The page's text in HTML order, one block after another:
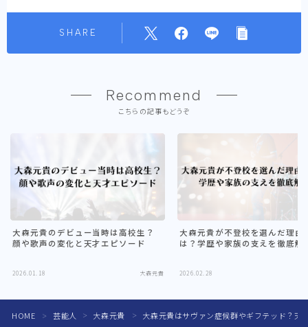
SHARE
Recommend
こちらの記事もどうぞ
大森元貴のデビュー当時は高校生？
顔や歌声の変化と天才エピソード
2026.01.18 大森元貴
大森元貴が不登校を選んだ理由
は？学歴や家族の支えを徹底解
2026.02.28
HOME ＞ 芸能人 ＞ 大森元貴 ＞ 大森元貴はサヴァン症候群やギフテッド？天